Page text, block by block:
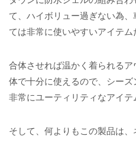
て、ハイボリュー過ぎない為
ては非常に使いやすいアイテム
合体させれば温かく着られる
体で十分に使えるので、シー
非常にユーティリティなアイテ
そして、何よりもこの製品は